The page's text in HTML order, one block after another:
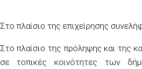
Στο πλαίσιο της επιχείρησης
Στο πλαίσιο της πρόληψης και της
σε τοπικές κοινότητες των